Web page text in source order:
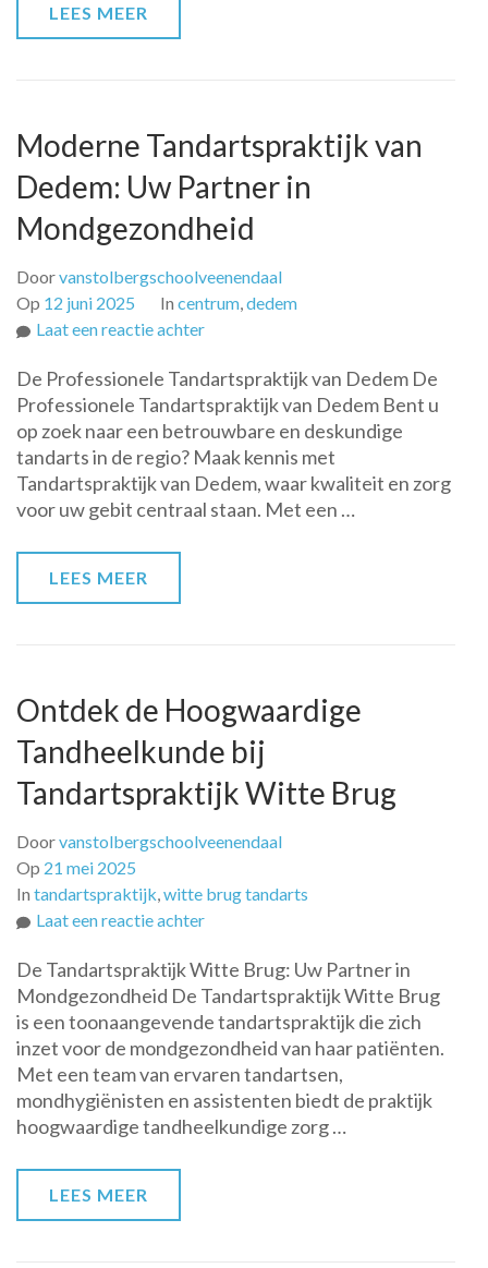
LEES MEER
Moderne Tandartspraktijk van
Dedem: Uw Partner in
Mondgezondheid
Doorvanstolbergschoolveenendaal
Op 12 juni 2025 In centrum dedem
Laat een reactie achterop
Tandartspraktijk
van
Dedem:
Uw
Partner
in
De Professionele Tandartspraktijk van Dedem De
Professionele Tandartspraktijk van Dedem Bent u
op zoek naar een betrouwbare en deskundige
tandarts in de regio? Maak kennis met
Tandartspraktijk van Dedem, waar kwaliteit en zorg
voor uw gebit centraal staan. Met een …
LEES MEER
Ontdek de Hoogwaardige
Tandheelkunde bij
Tandartspraktijk Witte Brug
Doorvanstolbergschoolveenendaal
Op 21 mei 2025
In tandartspraktijk witte brug tandarts
Laat een reactie achterop
de
Hoogwaardige
Tandheelkunde
bij
Tandartspraktijk
Witte
Brug
De Tandartspraktijk Witte Brug: Uw Partner in
Mondgezondheid De Tandartspraktijk Witte Brug
is een toonaangevende tandartspraktijk die zich
inzet voor de mondgezondheid van haar patiënten.
Met een team van ervaren tandartsen,
mondhygiënisten en assistenten biedt de praktijk
hoogwaardige tandheelkundige zorg …
LEES MEER